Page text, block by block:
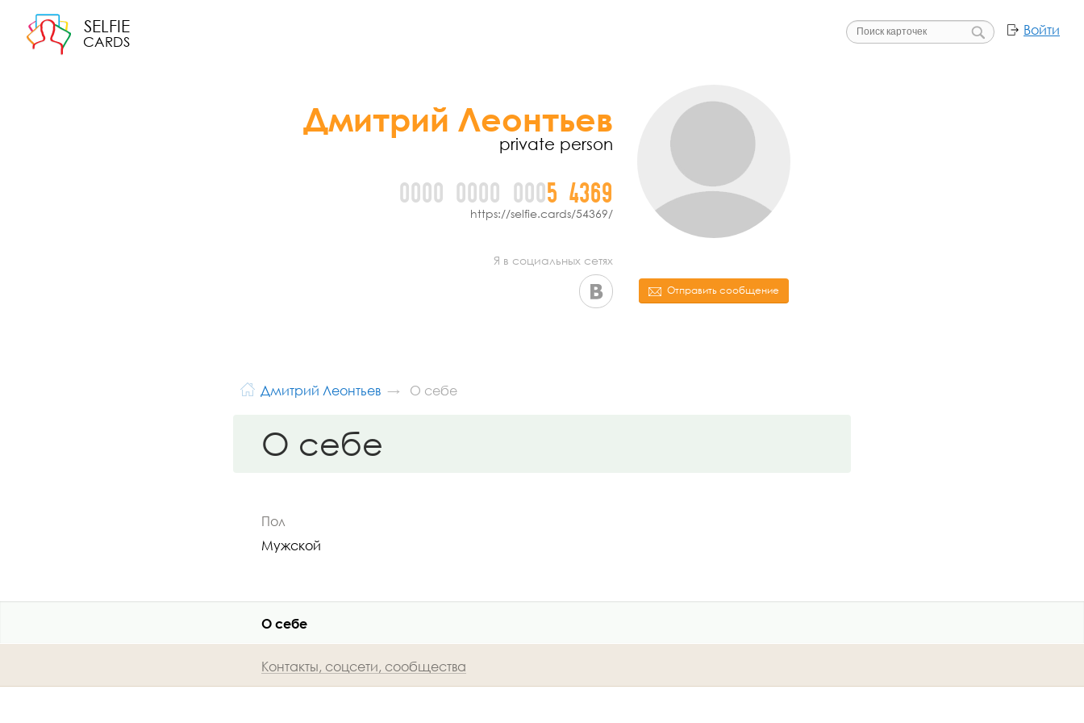
SELFIE
CARDS
Войти
Отправить сообщение
Дмитрий Леонтьев
private person
0000 0000 0005 4369
https://selfie.cards/54369/
Я в социальных сетях
Дмитрий Леонтьев О себе
О себе
Пол
Мужской
О себе
Контакты, соцсети, сообщества